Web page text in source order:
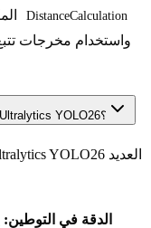
DistanceCalculation
ما هي مزايا استخدام حساب المسافة مع Ultralytics YOLO26؟
الدقة في التوطين: